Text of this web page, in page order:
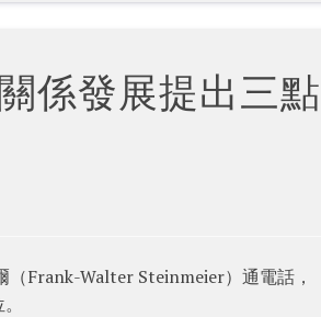
係發展提出三點
Frank-Walter Steinmeier）通電話，